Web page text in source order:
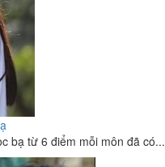
bạ từ 6 điểm mỗi môn đã có...